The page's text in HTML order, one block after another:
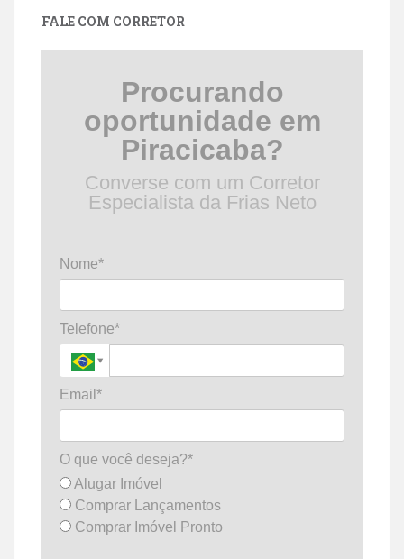
FALE COM CORRETOR
Procurando
oportunidade em
Piracicaba?
Converse com um Corretor
Especialista da Frias Neto
Nome*
Telefone*
Email*
O que você deseja?*
Alugar Imóvel
Comprar Lançamentos
Comprar Imóvel Pronto